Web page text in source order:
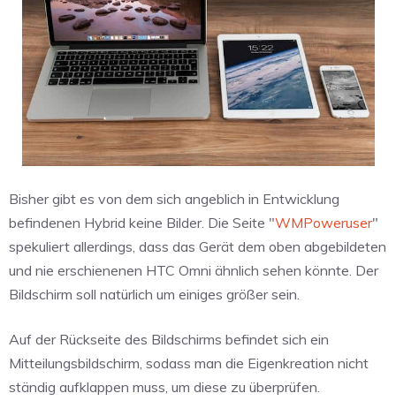
Bisher gibt es von dem sich angeblich in Entwicklung
befindenen Hybrid keine Bilder. Die Seite "WMPoweruser"
spekuliert allerdings, dass das Gerät dem oben abgebildeten
und nie erschienenen HTC Omni ähnlich sehen könnte. Der
Bildschirm soll natürlich um einiges größer sein.
Auf der Rückseite des Bildschirms befindet sich ein
Mitteilungsbildschirm, sodass man die Eigenkreation nicht
ständig aufklappen muss, um diese zu überprüfen.